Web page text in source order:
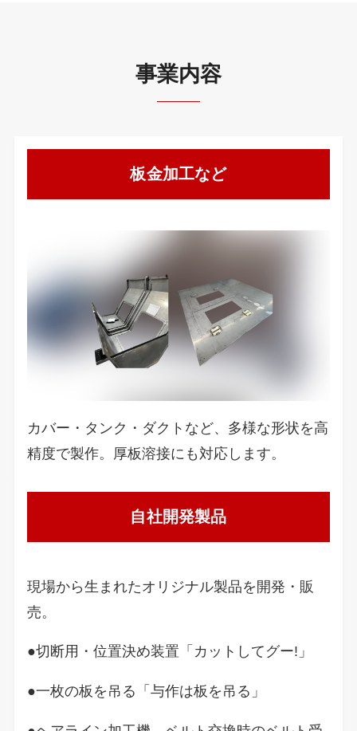
事業内容
板金加工など
カバー・タンク・ダクトなど、多様な形状を高
精度で製作。厚板溶接にも対応します。
自社開発製品
現場から生まれたオリジナル製品を開発・販
売。
●切断用・位置決め装置「カットしてグー!」
●一枚の板を吊る「与作は板を吊る」